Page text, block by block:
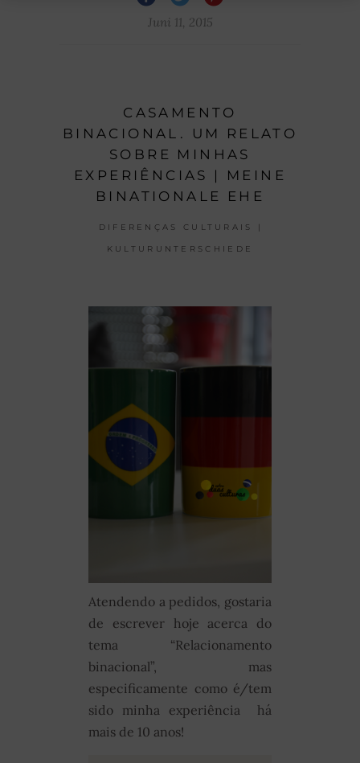
Juni 11, 2015
CASAMENTO
BINACIONAL. UM RELATO
SOBRE MINHAS
EXPERIÊNCIAS | MEINE
BINATIONALE EHE
DIFERENÇAS CULTURAIS |
KULTURUNTERSCHIEDE
Atendendo a pedidos, gostaria
de escrever hoje acerca do
tema “Relacionamento
binacional”, mas
especificamente como é/tem
sido minha experiência há
mais de 10 anos!